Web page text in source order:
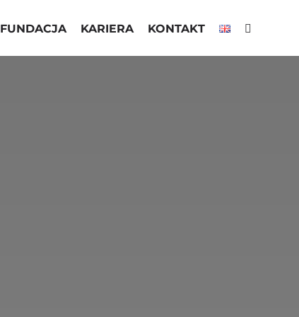
FUNDACJA KARIERA KONTAKT